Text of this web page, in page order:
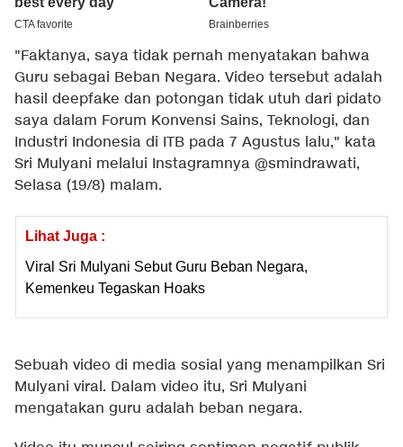
"Faktanya, saya tidak pernah menyatakan bahwa
Guru sebagai Beban Negara. Video tersebut adalah
hasil deepfake dan potongan tidak utuh dari pidato
saya dalam Forum Konvensi Sains, Teknologi, dan
Industri Indonesia di ITB pada 7 Agustus lalu," kata
Sri Mulyani melalui Instagramnya @smindrawati,
Selasa (19/8) malam.
Lihat Juga :
Viral Sri Mulyani Sebut Guru Beban Negara,
Kemenkeu Tegaskan Hoaks
Sebuah video di media sosial yang menampilkan Sri
Mulyani viral. Dalam video itu, Sri Mulyani
mengatakan guru adalah beban negara.